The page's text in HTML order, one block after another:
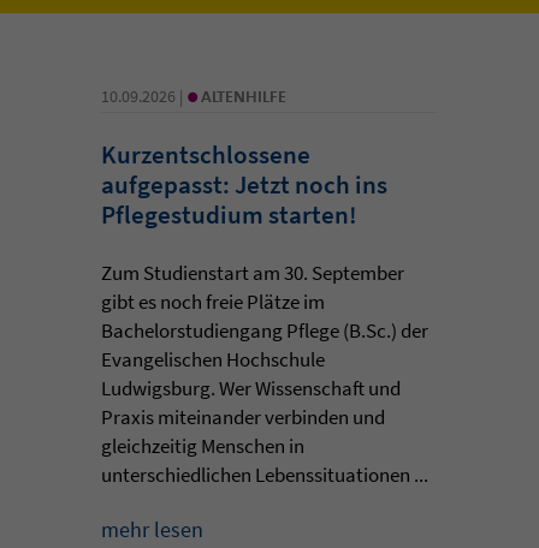
10.09.2026 | •ALTENHILFE
Kurzentschlossene
aufgepasst: Jetzt noch ins
Pflegestudium starten!
Zum Studienstart am 30. September
gibt es noch freie Plätze im
Bachelorstudiengang Pflege (B.Sc.) der
Evangelischen Hochschule
Ludwigsburg. Wer Wissenschaft und
Praxis miteinander verbinden und
gleichzeitig Menschen in
unterschiedlichen Lebenssituationen ...
mehr lesen